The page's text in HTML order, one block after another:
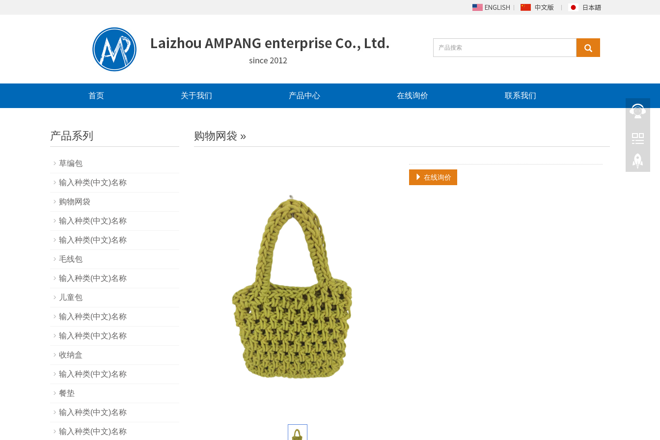
首页 关于我们 产品中心 在线询价 联系我们
购物网袋 »
在线询价
产品系列
草编包
输入种类(中文)名称
购物网袋
输入种类(中文)名称
输入种类(中文)名称
毛线包
输入种类(中文)名称
儿童包
输入种类(中文)名称
输入种类(中文)名称
收纳盒
输入种类(中文)名称
餐垫
输入种类(中文)名称
输入种类(中文)名称